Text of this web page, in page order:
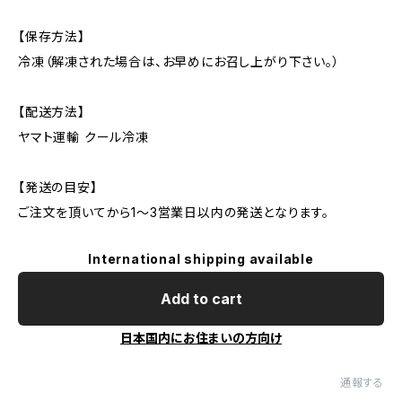
【保存方法】
冷凍（解凍された場合は、お早めにお召し上がり下さい。）
【配送方法】
ヤマト運輸 クール冷凍
【発送の目安】
ご注文を頂いてから1〜3営業日以内の発送となります。
International shipping available
Add to cart
日本国内にお住まいの方向け
通報する